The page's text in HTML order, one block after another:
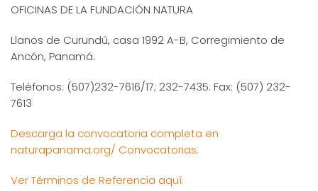
OFICINAS DE LA FUNDACIÓN NATURA
Llanos de Curundú, casa 1992 A-B, Corregimiento de
Ancón, Panamá.
Teléfonos: (507)232-7616/17; 232-7435. Fax: (507) 232-
7613
Descarga la convocatoria completa en
naturapanama.org/ Convocatorias.
Ver Términos de Referencia aquí: